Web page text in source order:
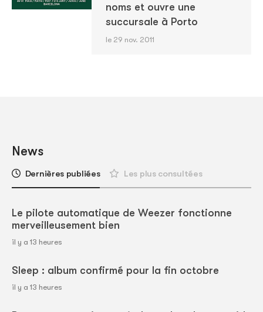
noms et ouvre une
succursale à Porto
le 29 nov. 2011
News
Dernières publiées Les plus consultées
Le pilote automatique de Weezer fonctionne
merveilleusement bien
il y a 13 heures
Sleep : album confirmé pour la fin octobre
il y a 13 heures